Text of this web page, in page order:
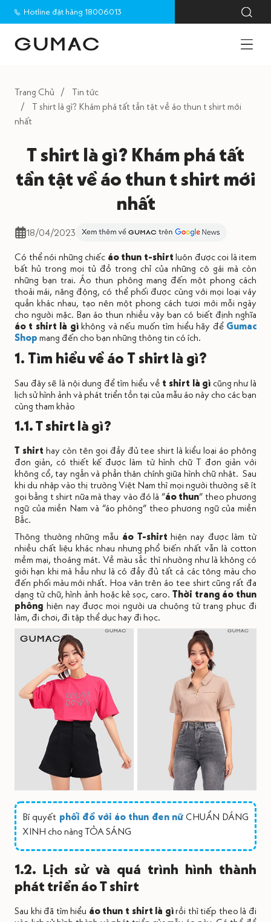
Hotline đặt hàng 18006013
Trang Chủ
Tin tức
T shirt là gì? Khám phá tất tần tật về áo thun t shirt mới
nhất
T shirt là gì? Khám phá tất
tần tật về áo thun t shirt mới
nhất
18/04/2023
Có thể nói những chiếc áo thun t-shirt luôn được coi là item
bất hủ trong mọi tủ đồ trong chỉ của những cô gái mà còn
những bạn trai. Áo thun phông mang đến một phong cách
thoải mái, năng động, có thể phối được cùng với mọi loại váy
quần khác nhau, tạo nên một phong cách tươi mới mỗi ngày
cho người mặc. Bạn áo thun nhiều vậy bạn có biết định nghĩa
áo t shirt là gìkhông và nếu muốn tìm hiểu hãy để Gumac
Shop mang đến cho bạn những thông tin có ích.
1. Tìm hiểu về áo T shirt là gì?
Sau đây sẽ là nội dung để tìm hiểu về t shirt là gì cũng như là
lịch sử hình ảnh và phát triển tồn tại của mẫu áo này cho các bạn
cùng tham khảo
1.1. T shirt là gì?
T shirt hay còn tên gọi đầy đủ tee shirt là kiểu loại áo phông
đơn giản, có thiết kế được làm từ hình chữ T đơn giản với
không cổ, tay ngắn và phần thân chính giữa hình chữ nhật. Sau
khi du nhập vào thị trường Việt Nam thì mọi người thường sẽ ít
gọi bằng t shirt nữa mà thay vào đó là “áo thun” theo phương
ngữ của miền Nam và “áo phông” theo phương ngữ của miền
Bắc.
Thông thường những mẫu áo T-shirt hiện nay được làm từ
nhiều chất liệu khác nhau nhưng phổ biến nhất vẫn là cotton
mềm mại, thoáng mát. Về màu sắc thì nhường như là không có
giới hạn khi mà hầu như là có đầy đủ tất cả các tông màu cho
đến phối màu mới nhất. Hoa văn trên áo tee shirt cũng rất đa
dạng từ chữ, hình ảnh hoặc kẻ sọc, caro. Thời trang áo thun
phông hiện nay được mọi người ưa chuộng từ trang phục đi
làm, đi chơi, đi tập thể dục hay đi học.
Bí quyết phối đồ với áo thun đen nữCHUẨN DÁNG
XINH cho nàng TỎA SÁNG
1.2. Lịch sử và quá trình hình thành
phát triển áo T shirt
Sau khi đã tìm hiểu áo thun t shirt là gìrồi thì tiếp theo là đi